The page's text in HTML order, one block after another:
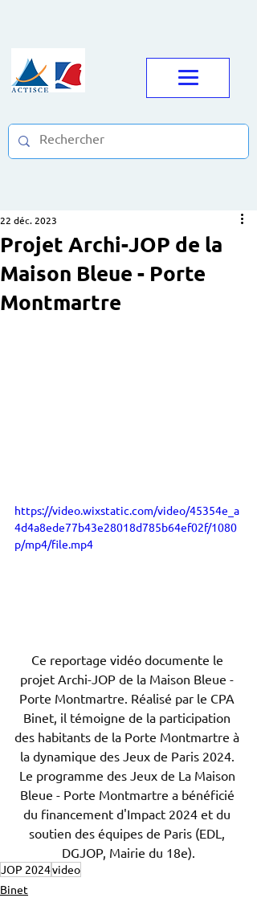
Projet Archi-JOP de la
Maison Bleue - Porte
Montmartre
22 déc. 2023
https://video.wixstatic.com/video/45354e_a
4d4a8ede77b43e28018d785b64ef02f/1080
p/mp4/file.mp4
Ce reportage vidéo documente le
projet Archi-JOP de la Maison Bleue -
Porte Montmartre. Réalisé par le CPA
Binet, il témoigne de la participation
des habitants de la Porte Montmartre à
la dynamique des Jeux de Paris 2024.
Le programme des Jeux de La Maison
Bleue - Porte Montmartre a bénéficié
du financement d'Impact 2024 et du
soutien des équipes de Paris (EDL,
DGJOP, Mairie du 18e).
JOP 2024video
Binet